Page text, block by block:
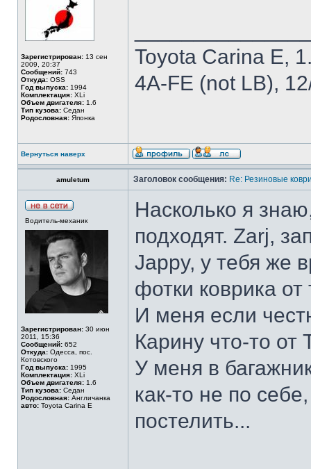
Зарегистрирован: 13 сен
2009, 20:37
Сообщений: 743
Откуда: OSS
Год выпуска: 1994
Комплектация: XLi
Объем двигателя: 1.6
Тип кузова: Седан
Родословная: Японка
Toyota Carina E,
4A-FE (not LB),
Вернуться наверх
amuletum Заголовок сообщения: Re: Резиновые
Водитель-механик
Зарегистрирован: 30 июн
2011, 15:36
Сообщений: 652
Откуда: Одесса, пос.
Котовского
Год выпуска: 1995
Комплектация: XLi
Объем двигателя: 1.6
Тип кузова: Седан
Родословная: Англичанка
авто: Toyota Carina E
Насколько я
подходят. Zarj,
Jappy, у тебя же
фотки коврика
И меня если
Карину что-то
У меня в
как-то не по
постелить...